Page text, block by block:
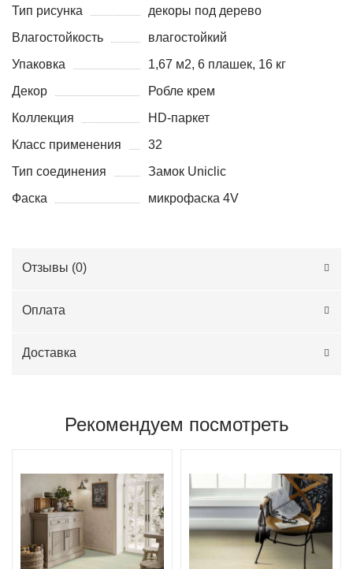
Тип рисунка
декоры под дерево
Влагостойкость
влагостойкий
Упаковка
1,67 м2, 6 плашек, 16 кг
Декор
Робле крем
Коллекция
HD-паркет
Класс применения
32
Тип соединения
Замок Uniclic
Фаска
микрофаска 4V
Отзывы (0)
Оплата
Доставка
Рекомендуем посмотреть